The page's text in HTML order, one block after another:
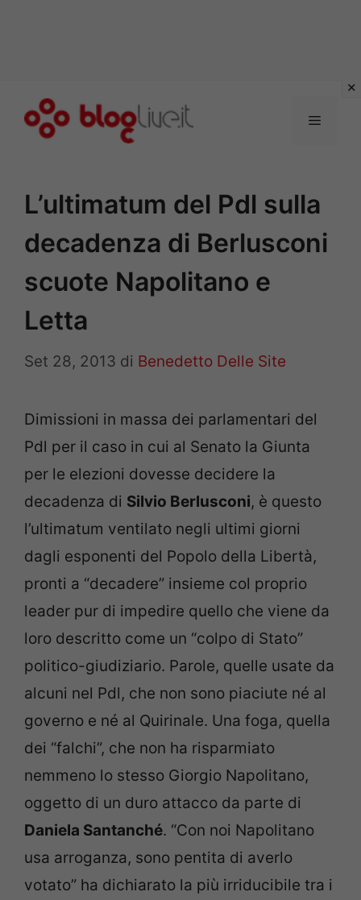
Menu
L’ultimatum del Pdl sulla
decadenza di Berlusconi
scuote Napolitano e
Letta
Set 28, 2013 di Benedetto Delle Site
Dimissioni in massa dei parlamentari del
Pdl per il caso in cui al Senato la Giunta
per le elezioni dovesse decidere la
decadenza di Silvio Berlusconi, è questo
l’ultimatum ventilato negli ultimi giorni
dagli esponenti del Popolo della Libertà,
pronti a “decadere” insieme col proprio
leader pur di impedire quello che viene da
loro descritto come un “colpo di Stato”
politico-giudiziario. Parole, quelle usate da
alcuni nel Pdl, che non sono piaciute né al
governo e né al Quirinale. Una foga, quella
dei “falchi”, che non ha risparmiato
nemmeno lo stesso Giorgio Napolitano,
oggetto di un duro attacco da parte di
Daniela Santanché. “Con noi Napolitano
usa arroganza, sono pentita di averlo
votato” ha dichiarato la più irriducibile tra i